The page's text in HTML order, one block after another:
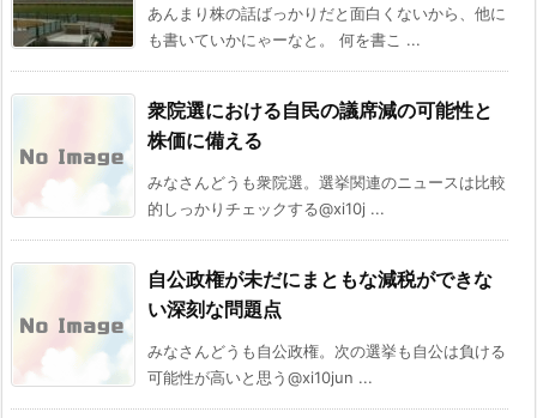
あんまり株の話ばっかりだと面白くないから、他に
も書いていかにゃーなと。 何を書こ ...
衆院選における自民の議席減の可能性と
株価に備える
みなさんどうも衆院選。選挙関連のニュースは比較
的しっかりチェックする@xi10j ...
自公政権が未だにまともな減税ができな
い深刻な問題点
みなさんどうも自公政権。次の選挙も自公は負ける
可能性が高いと思う@xi10jun ...